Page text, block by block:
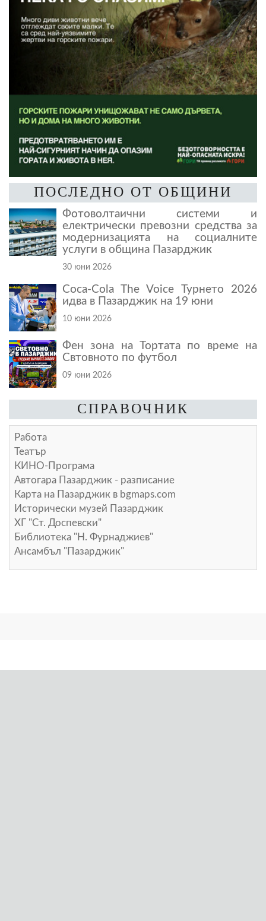
ПОСЛЕДНО ОТ ОБЩИНИ
Фотоволтаични системи и
електрически превозни средства за
модернизацията на социалните
услуги в община Пазарджик
30 юни 2026
Coca-Cola The Voice Турнето 2026
идва в Пазарджик на 19 юни
10 юни 2026
Фен зона на Тортата по време на
Свтовното по футбол
09 юни 2026
СПРАВОЧНИК
Работа
Театър
КИНО-Програма
Автогара Пазарджик - разписание
Карта на Пазарджик в bgmaps.com
Исторически музей Пазарджик
ХГ "Ст. Доспевски"
Библиотека "Н. Фурнаджиев"
Ансамбъл "Пазарджик"